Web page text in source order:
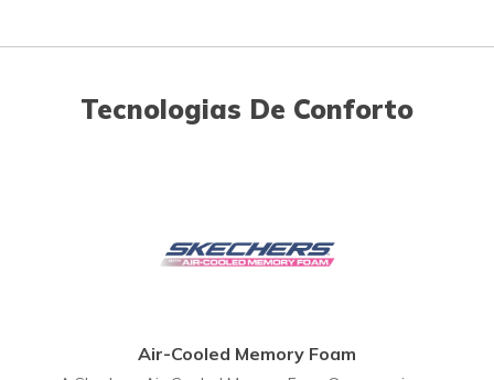
Tecnologias De Conforto
Air-Cooled Memory Foam